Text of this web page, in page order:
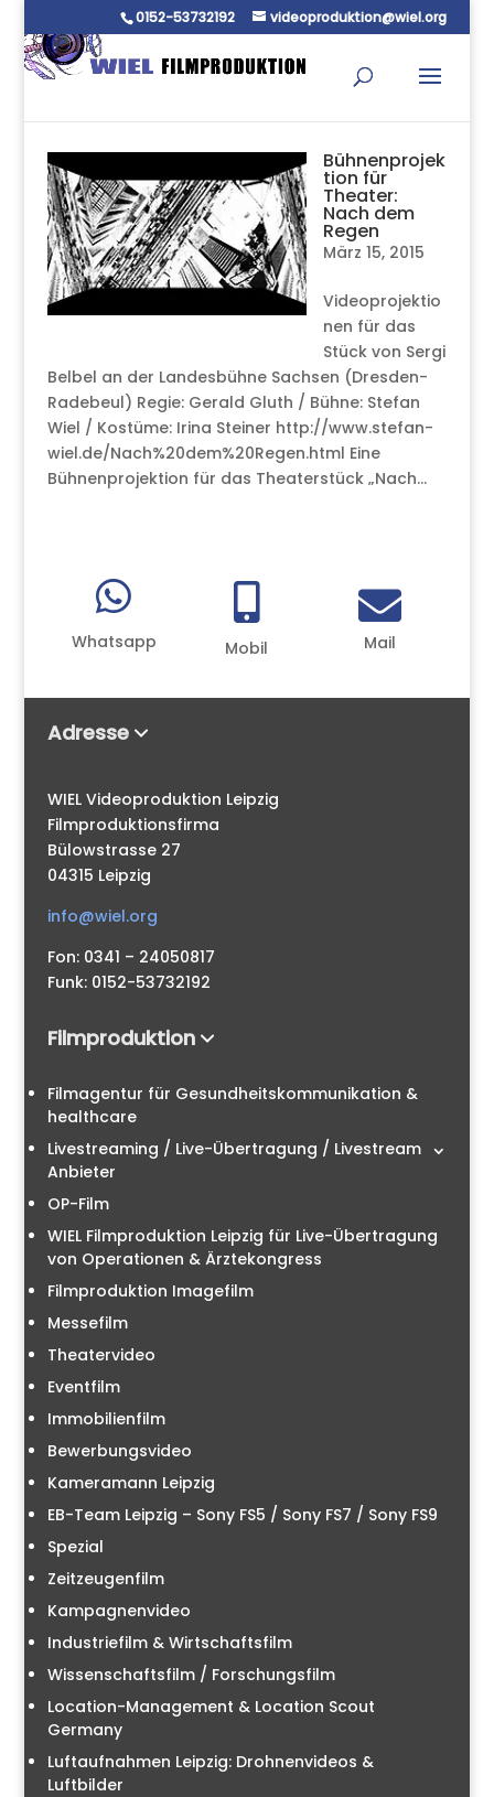
0152-53732192 videoproduktion@wiel.org
Bühnenprojek
tion für
Theater:
Nach dem
Regen
März 15, 2015
Videoprojektio
nen für das
Stück von Sergi
Belbel an der Landesbühne Sachsen (Dresden-
Radebeul) Regie: Gerald Gluth / Bühne: Stefan
Wiel / Kostüme: Irina Steiner http://www.stefan-
wiel.de/Nach%20dem%20Regen.html Eine
Bühnenprojektion für das Theaterstück „Nach...

Whatsapp

Mobil

Mail
Adresse
WIEL Videoproduktion Leipzig
Filmproduktionsfirma
Bülowstrasse 27
04315 Leipzig
info@wiel.org
Fon: 0341 – 24050817
Funk: 0152-53732192
Filmproduktion
Filmagentur für Gesundheitskommunikation &
healthcare
Livestreaming / Live-Übertragung / Livestream
Anbieter
OP-Film
WIEL Filmproduktion Leipzig für Live-Übertragung
von Operationen & Ärztekongress
Filmproduktion Imagefilm
Messefilm
Theatervideo
Eventfilm
Immobilienfilm
Bewerbungsvideo
Kameramann Leipzig
EB-Team Leipzig – Sony FS5 / Sony FS7 / Sony FS9
Spezial
Zeitzeugenfilm
Kampagnenvideo
Industriefilm & Wirtschaftsfilm
Wissenschaftsfilm / Forschungsfilm
Location-Management & Location Scout
Germany
Luftaufnahmen Leipzig: Drohnenvideos &
Luftbilder